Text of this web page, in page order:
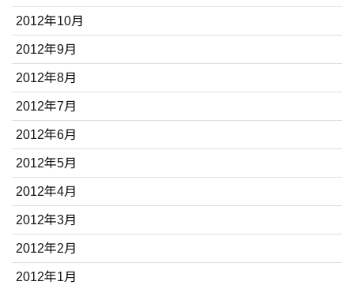
2012年10月
2012年9月
2012年8月
2012年7月
2012年6月
2012年5月
2012年4月
2012年3月
2012年2月
2012年1月